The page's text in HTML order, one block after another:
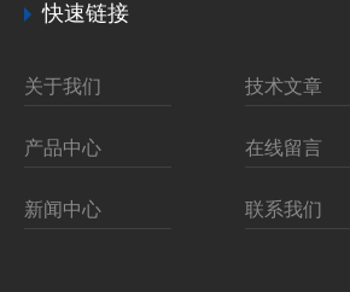
快速链接
关于我们 技术文章
产品中心 在线留言
新闻中心 联系我们